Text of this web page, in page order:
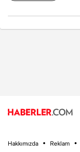
Hakkımızda Reklam